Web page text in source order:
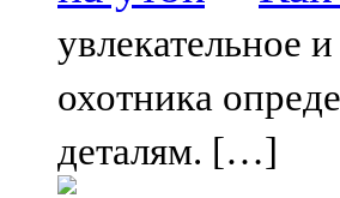
увлекательное
охотника
деталям. […]